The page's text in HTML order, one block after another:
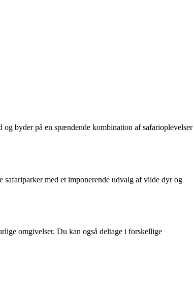
byder på en spændende kombination af safarioplevelser
med et imponerende udvalg af vilde dyr og
omgivelser. Du kan også deltage i forskellige